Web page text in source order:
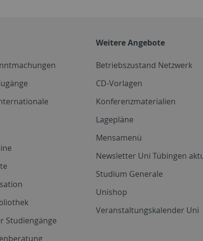
Studiengänge
Weitere Angebote
Betriebszustand Netzwerk
CD-Vorlagen
Konferenzmaterialien
Lagepläne
Mensamenü
Newsletter Uni Tübingen
Studium Generale
Unishop
Veranstaltungskalender Uni